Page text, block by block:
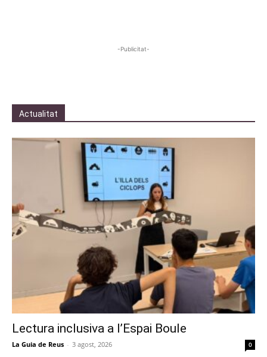
-Publicitat-
Actualitat
Lectura inclusiva a l’Espai Boule
La Guia de Reus - 3 agost, 2026 0